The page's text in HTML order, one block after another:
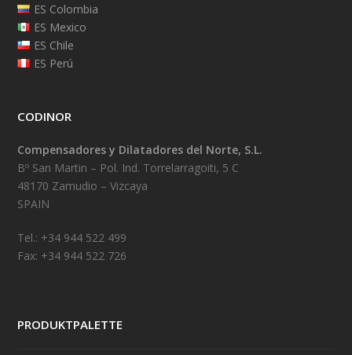
ES Colombia
ES Mexico
ES Chile
ES Perú
CODINOR
Compensadores y Dilatadores del Norte, S.L.
Bº San Martin – Pol. Ind. Torrelarragoiti, 5 C
48170 Zamudio – Vizcaya
SPAIN
Tel.: +34 944 522 499
Fax: +34 944 522 726
PRODUKTPALETTE